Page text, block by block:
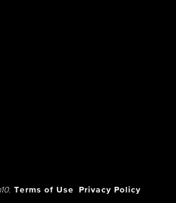
Terms of Use Privacy Policy